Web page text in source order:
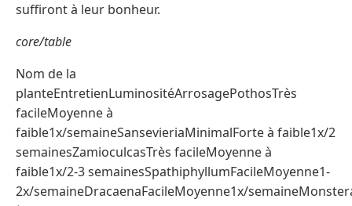
suffiront à leur bonheur.
core/table
Nom de la
planteEntretienLuminositéArrosagePothosTrès
facileMoyenne à
faible1x/semaineSansevieriaMinimalForte à faible1x/2
semainesZamioculcasTrès facileMoyenne à
faible1x/2-3 semainesSpathiphyllumFacileMoyenne1-
2x/semaineDracaenaFacileMoyenne1x/